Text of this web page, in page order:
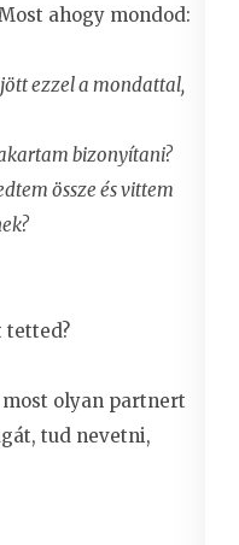
ahogy mondod:
ezzel a mondattal,
bizonyítani?
össze és vittem
tetted?
olyan partnert
tud nevetni,